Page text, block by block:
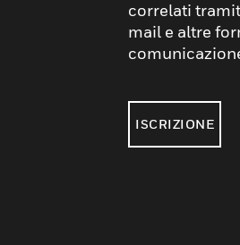
correlati
mail e altre
ISCRIZIONE